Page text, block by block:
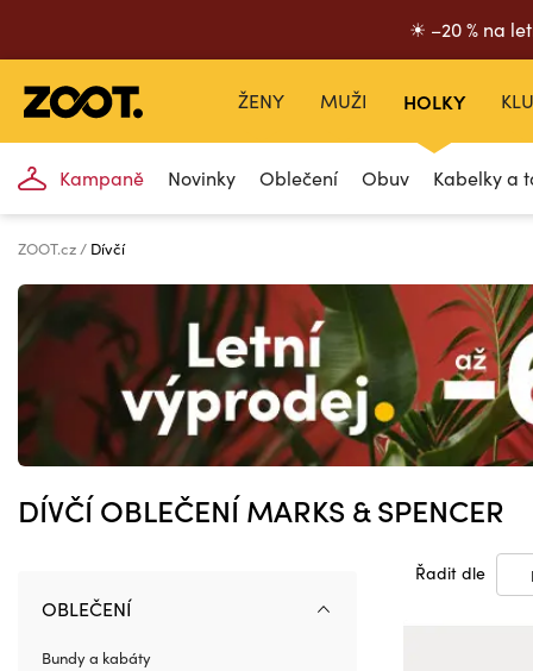
☀ –20 % na
ŽENY MUŽI HOLKY
Kampaně Novinky Oblečení Obuv Kabelky a
ZOOT.cz Dívčí
DÍVČÍ OBLEČENÍ MARKS & SPENCER
Řadit dle
OBLEČENÍ
Bundy a kabáty